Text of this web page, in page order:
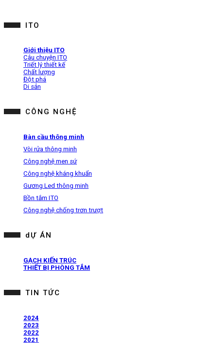
ITO
Giới thiệu ITO
Câu chuyện ITO
Triết lý thiết kế
Chất lượng
Đột phá
Di sản
CÔNG NGHỆ
Bàn cầu thông minh
Vòi rửa thông minh
Công nghệ men sứ
Công nghệ kháng khuẩn
Gương Led thông minh
Bồn tắm ITO
Công nghệ chống trơn trượt
dỰ ÁN
GẠCH KIẾN TRÚC
THIẾT BỊ PHÒNG TẮM
TIN TỨC
2024
2023
2022
2021